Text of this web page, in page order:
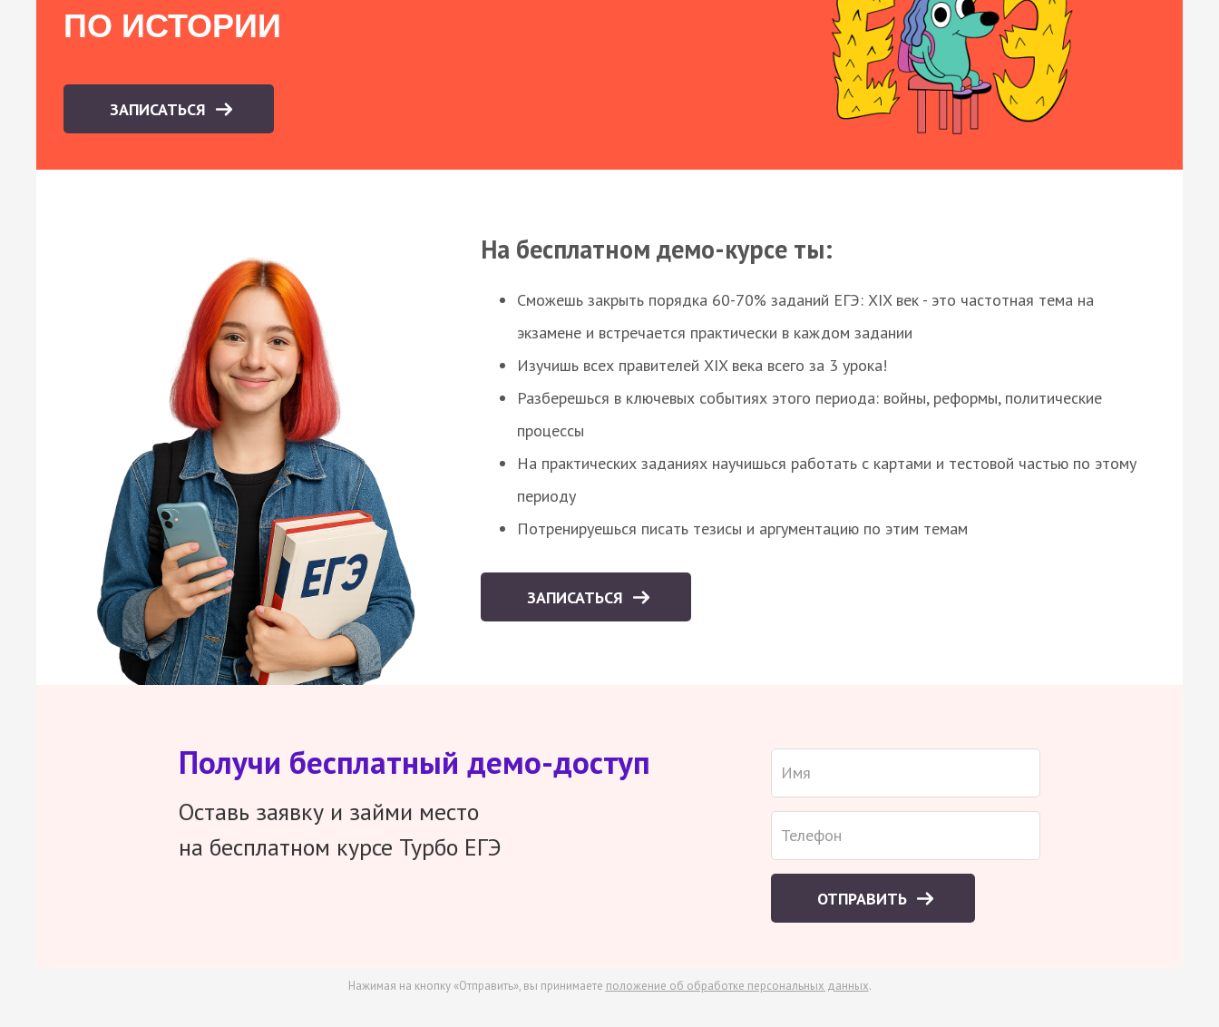
ПО ИСТОРИИ
ЗАПИСАТЬСЯ
На бесплатном демо-курсе ты:
Сможешь закрыть порядка 60-70% заданий ЕГЭ: XIX век - это частотная тема на
экзамене и встречается практически в каждом задании
Изучишь всех правителей XIX века всего за 3 урока!
Разберешься в ключевых событиях этого периода: войны, реформы, политические
процессы
На практических заданиях научишься работать с картами и тестовой частью по этому
периоду
Потренируешься писать тезисы и аргументацию по этим темам
ЗАПИСАТЬСЯ
Получи бесплатный демо-доступ
Оставь заявку и займи место
на бесплатном курсе Турбо ЕГЭ
ОТПРАВИТЬ
Нажимая на кнопку «Отправить», вы принимаете положение об обработке персональных данных.